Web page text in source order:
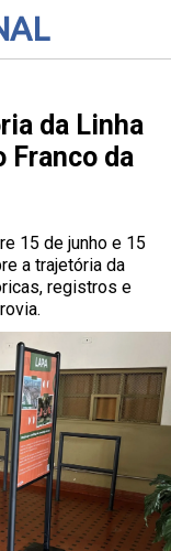
da Linha
Franco da
15 de junho e 15
a trajetória da
registros e